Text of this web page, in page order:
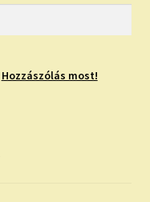
Hozzászólás most!